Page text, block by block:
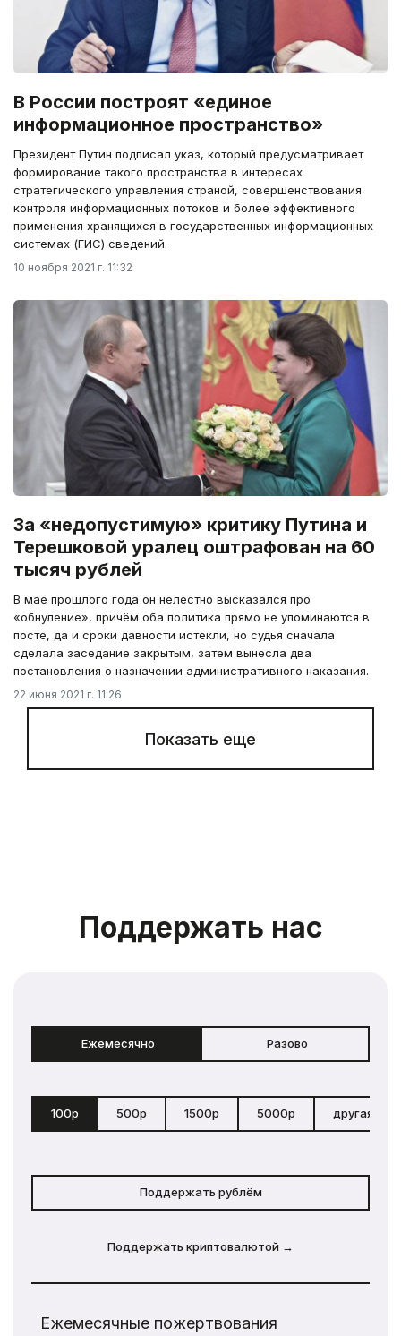
В России построят «единое
информационное пространство»
Президент Путин подписал указ, который предусматривает
формирование такого пространства в интересах
стратегического управления страной, совершенствования
контроля информационных потоков и более эффективного
применения хранящихся в государственных информационных
системах (ГИС) сведений.
10 ноября 2021 г. 11:32
За «недопустимую» критику Путина и
Терешковой уралец оштрафован на 60
тысяч рублей
В мае прошлого года он нелестно высказался про
«обнуление», причём оба политика прямо не упоминаются в
посте, да и сроки давности истекли, но судья сначала
сделала заседание закрытым, затем вынесла два
постановления о назначении административного наказания.
22 июня 2021 г. 11:26
Показать еще
Поддержать нас
Ежемесячно Разово
100р 500р 1500р 5000р другая
Поддержать рублём
Поддержать криптовалютой →
Ежемесячные пожертвования